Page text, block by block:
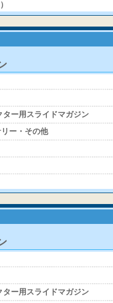
ター用スライドマガジン
ー・その他
ター用スライドマガジン